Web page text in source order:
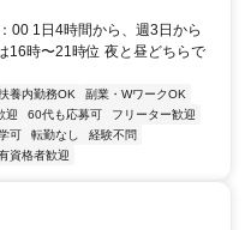
00 1日4時間から、週3日から
16時〜21時位 夜と昼どちらで
養内勤務OK
副業・WワークOK
迎 60代も応募可
フリーター歓迎
可 転勤なし
経験不問
資格者歓迎